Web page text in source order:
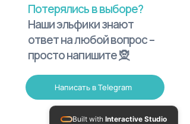
Потерялись в выборе?
Наши эльфики знают
ответ на любой вопрос –
просто напишите 🧝
Написать в Telegram
Built with Interactive Studio